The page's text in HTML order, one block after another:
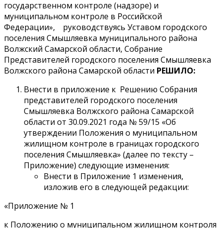
государственном контроле (надзоре) и
муниципальном контроле в Российской
Федерации», руководствуясь Уставом городского
поселения Смышляевка муниципального района
Волжский Самарской области, Собрание
Представителей городского поселения Смышляевка
Волжского района Самарской области РЕШИЛО:
Внести в приложение к Решению Собрания
представителей городского поселения
Смышляевка Волжского района Самарской
области от 30.09.2021 года № 59/15 «Об
утверждении Положения о муниципальном
жилищном контроле в границах городского
поселения Смышляевка» (далее по тексту –
Приложение) следующие изменения:
Внести в Приложение 1 изменения,
изложив его в следующей редакции:
«Приложение № 1
к Положению о муниципальном жилищном контроля